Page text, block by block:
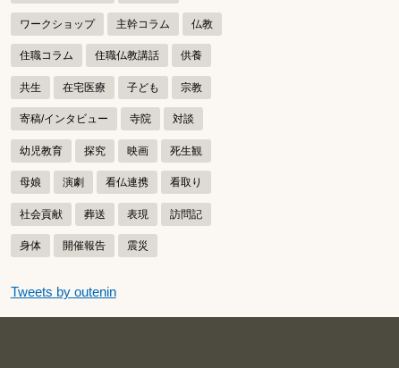
ワークショップ 主幹コラム 仏教
住職コラム 住職仏教講話 供養
共生 在宅医療 子ども 宗教
寄稿/インタビュー 寺院 対談
幼児教育 探究 映画 死生観
母娘 演劇 看仏連携 看取り
社会貢献 葬送 表現 訪問記
身体 開催報告 震災
つぶやきをスキップする
Tweets by outenin